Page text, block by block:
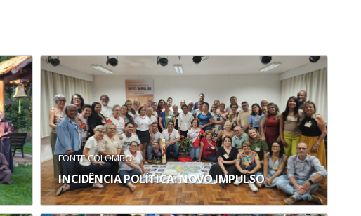
FONTE COLOMBO
INCIDÊNCIA POLÍTICA: NOVO IMPULSO